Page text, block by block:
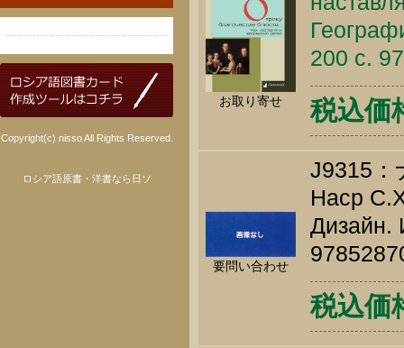
Copyright(c) nisso All Rights Reserved.
ロシア語原書・洋書なら日ソ
お取り寄せ
200 c.
税込
要問い合わせ
J9315
Наср
Дизайн.
税込価